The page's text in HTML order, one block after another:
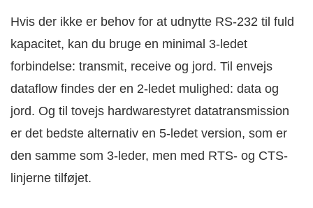
Hvis der ikke er behov for at udnytte RS-232 til fuld
kapacitet, kan du bruge en minimal 3-ledet
forbindelse: transmit, receive og jord. Til envejs
dataflow findes der en 2-ledet mulighed: data og
jord. Og til tovejs hardwarestyret datatransmission
er det bedste alternativ en 5-ledet version, som er
den samme som 3-leder, men med RTS- og CTS-
linjerne tilføjet.